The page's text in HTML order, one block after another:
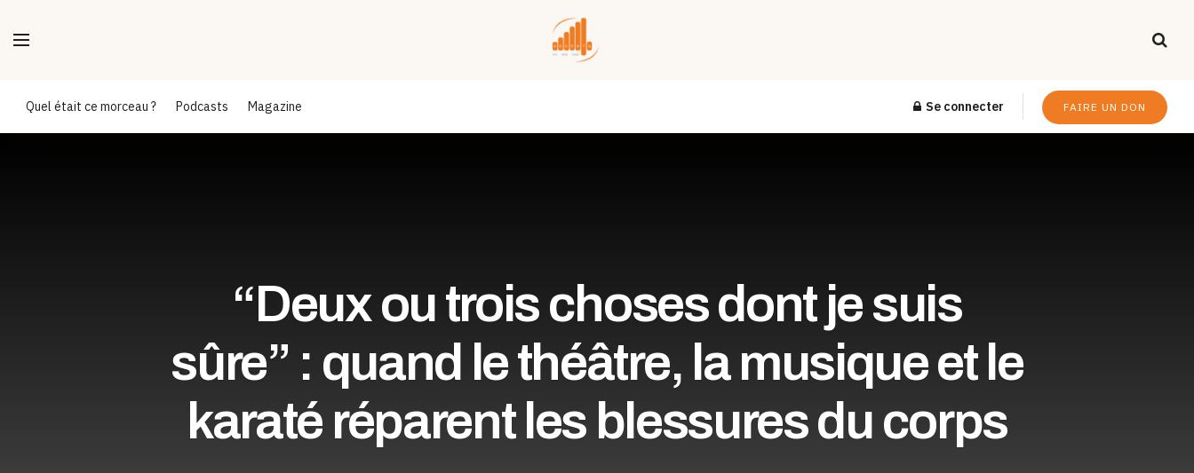
Quel était ce morceau ? Podcasts Magazine Se connecter FAIRE UN DON
“Deux ou trois choses dont je suis
sûre” : quand le théâtre, la musique et le
karaté réparent les blessures du corps